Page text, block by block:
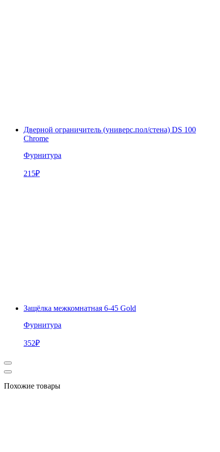
Дверной ограничитель (универс.пол/стена) DS 100
Chrome
Фурнитура
215₽
Защёлка межкомнатная 6-45 Gold
Фурнитура
352₽
Похожие товары